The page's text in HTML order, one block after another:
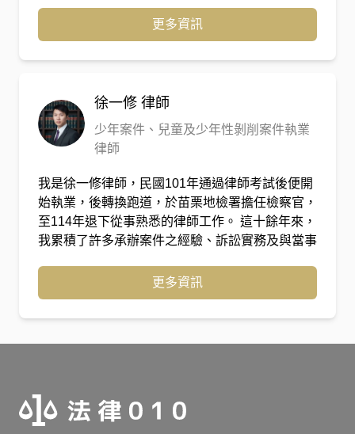
的關鍵標準。 轉任律師後，董律師專注於各類複
雜訴訟事務。憑藉著「從院方視角出發」的獨特洞
察力，他能精確預判案件策略，並在書狀撰擬與法
更多資訊
徐一修 律師
少年案件、兒童及少年性剝削案件執業
律師
我是徐一修律師，民國101年通過律師考試後便開
始執業，後轉換跑道，於苗栗地檢署擔任檢察官，
至114年退下從事熟悉的律師工作。 這十餘年來，
我累積了許多承辦案件之經驗、訴訟實務及與當事
更多資訊